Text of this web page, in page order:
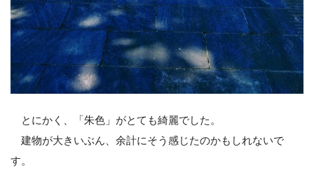
とにかく、「朱色」がとても綺麗でした。
建物が大きいぶん、余計にそう感じたのかもしれないで
す。